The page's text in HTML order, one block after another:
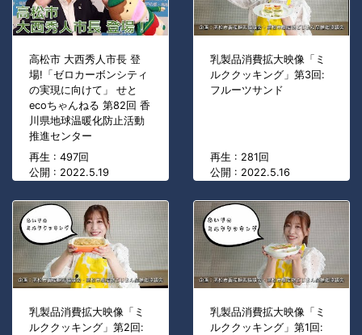
高松市 大西秀人市長 登
場!「ゼロカーボンシティ
の実現に向けて」 せと
ecoちゃんねる 第82回 香
川県地球温暖化防止活動
推進センター
再生 : 497回
公開 : 2022.5.19
乳製品消費拡大映像「ミ
ルククッキング」第3回:
フルーツサンド
再生 : 281回
公開 : 2022.5.16
乳製品消費拡大映像「ミ
ルククッキング」第2回:
乳製品消費拡大映像「ミ
ルククッキング」第1回: